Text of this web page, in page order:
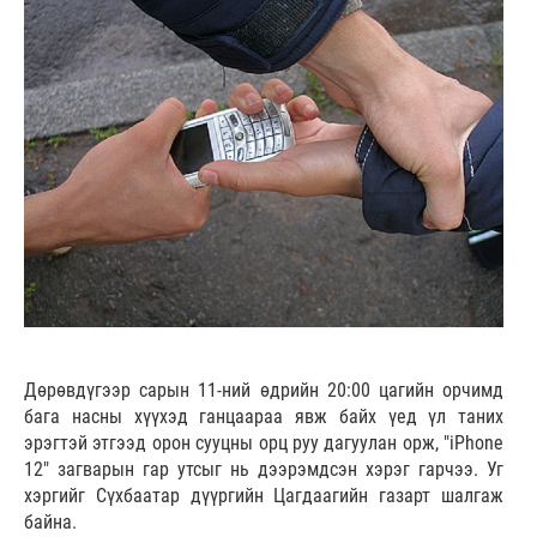
Дөрөвдүгээр сарын 11-ний өдрийн 20:00 цагийн орчимд
бага насны хүүхэд ганцаараа явж байх үед үл таних
эрэгтэй этгээд орон сууцны орц руу дагуулан орж, "iPhone
12" загварын гар утсыг нь дээрэмдсэн хэрэг гарчээ. Уг
хэргийг Сүхбаатар дүүргийн Цагдаагийн газарт шалгаж
байна.